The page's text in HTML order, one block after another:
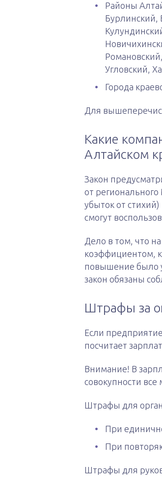
Районы
Бурлинский,
Угловский,
Города
Для
Какие
Алтайском
Закон
от
убыток от
смогут
Дело в том, что
коэффициентом,
повышение было
закон обязаны
Штрафы за
Если
посчитает
Внимание! В
совокупности
Штрафы для
При
При
Штрафы для